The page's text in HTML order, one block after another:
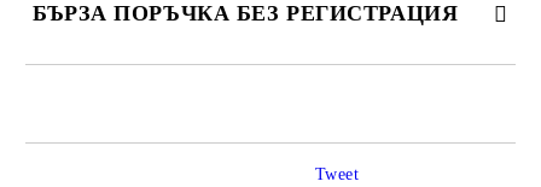
БЪРЗА ПОРЪЧКА БЕЗ РЕГИСТРАЦИЯ
Tweet